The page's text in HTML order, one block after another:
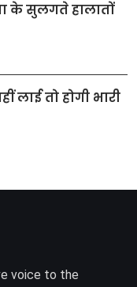
के सुलगते हालातों
तो होगी भारी
voice to the